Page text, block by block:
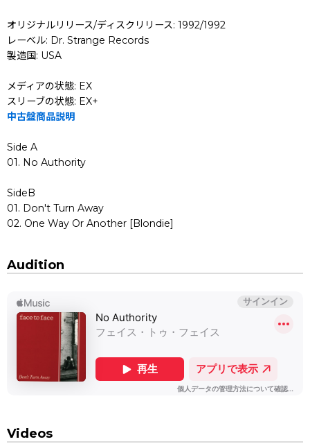
オリジナルリリース/ディスクリリース: 1992/1992
レーベル: Dr. Strange Records
製造国: USA
メディアの状態: EX
スリーブの状態: EX+
中古盤商品説明
Side A
01. No Authority
SideB
01. Don't Turn Away
02. One Way Or Another [Blondie]
Audition
Videos